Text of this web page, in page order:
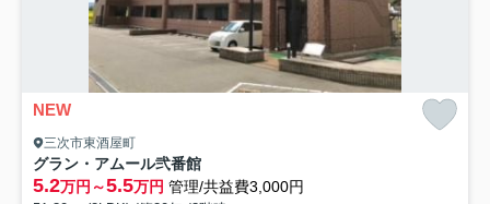
NEW
三次市東酒屋町
グラン・アムール弐番館
5.2万円～5.5万円 管理/共益費3,000円